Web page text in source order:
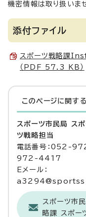
機密情報は取り扱いませ
添付ファイル
スポーツ戦略課
（PDF 57.3 KB）
このページに関する
スポーツ市民局 ス
ツ戦略担当
電話番号：052-
972-4417
Eメール：
スポーツ市
略課 スポー